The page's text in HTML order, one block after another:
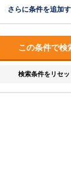
さらに条件を追加
検索条件をリセッ